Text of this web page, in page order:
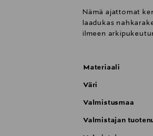
Nämä ajattomat
laadukas
ilmeen
Materiaali
Väri
Valmistusmaa
Valmistajan